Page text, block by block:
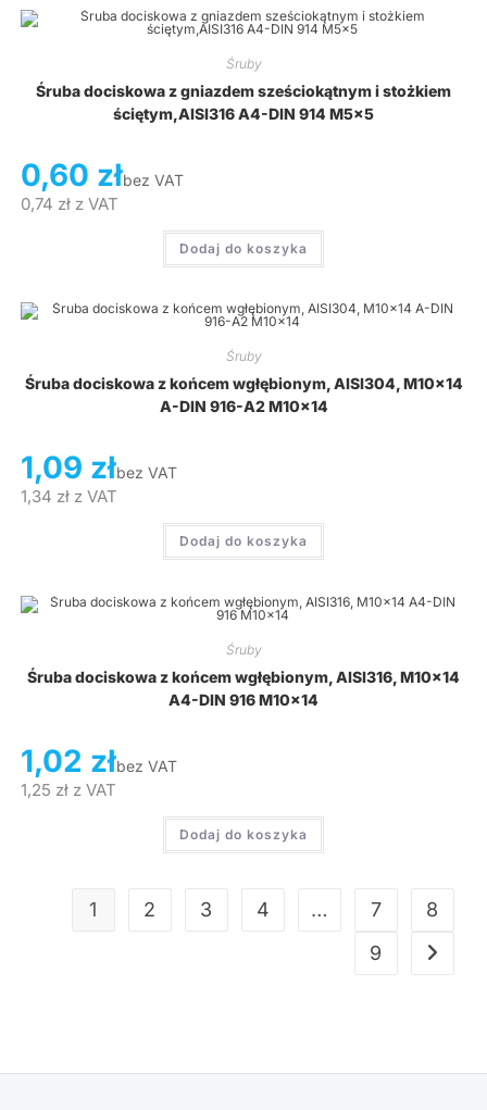
Śruby
Śruba dociskowa z gniazdem sześciokątnym i stożkiem
ściętym,AISI316 A4-DIN 914 M5x5
0,60 złbez VAT
0,74 złz VAT
Dodaj do koszyka
Śruby
Śruba dociskowa z końcem wgłębionym, AISI304, M10x14
A-DIN 916-A2 M10x14
1,09 złbez VAT
1,34 złz VAT
Dodaj do koszyka
Śruby
Śruba dociskowa z końcem wgłębionym, AISI316, M10x14
A4-DIN 916 M10x14
1,02 złbez VAT
1,25 złz VAT
Dodaj do koszyka
1 2 3 4 … 7
8
9